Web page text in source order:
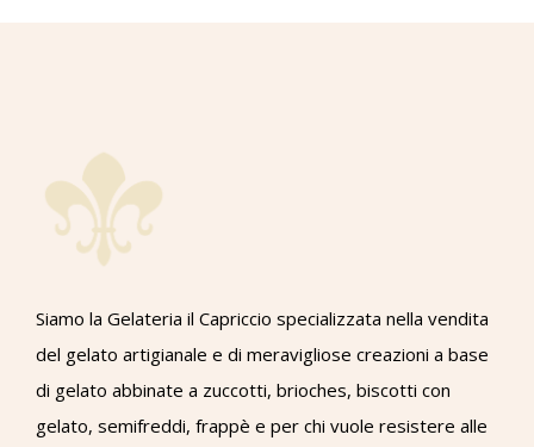
Siamo la Gelateria il Capriccio specializzata nella vendita
del gelato artigianale e di meravigliose creazioni a base
di gelato abbinate a zuccotti, brioches, biscotti con
gelato, semifreddi, frappè e per chi vuole resistere alle